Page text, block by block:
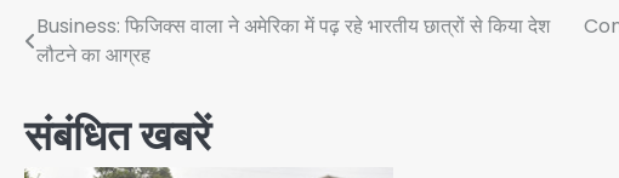
Post
navigation
Business: फिजिक्स वाला ने अमेरिका में पढ़ रहे भारतीय छात्रों से किया देश
लौटने का आग्रह
संबंधित खबरें